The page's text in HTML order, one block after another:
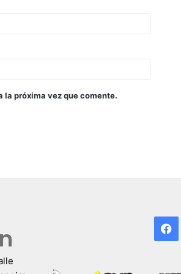
la próxima vez que comente.